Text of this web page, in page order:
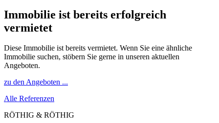
Immobilie ist bereits erfolgreich
vermietet
Diese Immobilie ist bereits vermietet. Wenn Sie eine ähnliche
Immobilie suchen, stöbern Sie gerne in unseren aktuellen
Angeboten.
zu den Angeboten ...
Alle Referenzen
RÖTHIG & RÖTHIG